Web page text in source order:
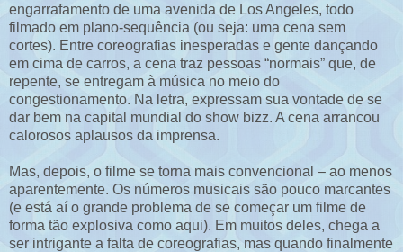
engarrafamento de uma avenida de Los Angeles, todo
filmado em plano-sequência (ou seja: uma cena sem
cortes). Entre coreografias inesperadas e gente dançando
em cima de carros, a cena traz pessoas “normais” que, de
repente, se entregam à música no meio do
congestionamento. Na letra, expressam sua vontade de se
dar bem na capital mundial do show bizz. A cena arrancou
calorosos aplausos da imprensa.
Mas, depois, o filme se torna mais convencional – ao menos
aparentemente. Os números musicais são pouco marcantes
(e está aí o grande problema de se começar um filme de
forma tão explosiva como aqui). Em muitos deles, chega a
ser intrigante a falta de coreografias, mas quando finalmente